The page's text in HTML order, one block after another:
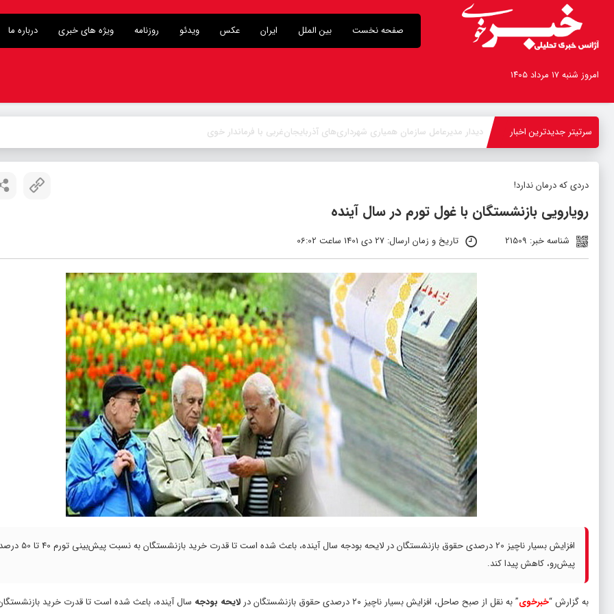
صفحه نخست بین الملل ایران عکس ویدئو روزنامه ویژه های خبری درباره ما
امروز شنبه ۱۷ مرداد ۱۴۰۵
سرتیتر جدیدترین اخبار -
دردی که درمان ندارد!
رویارویی بازنشستگان با غول تورم در سال آینده
شناسه خبر: 21509 تاریخ و زمان ارسال: 27 دی 1401 ساعت 06:02
افزایش بسیار ناچیز 20 درصدی حقوق بازنشستگان در لایحه بودجه سال آینده، باعث شده است
پیش‌رو، کاهش پیدا کند.
به گزارش “خبرخوی” به نقل از صبح صاحل، افزایش بسیار ناچیز ۲۰ درصدی حقوق بازنشستگان در لایحه بودجه سال آینده، باعث شده است تا قدرت خرید